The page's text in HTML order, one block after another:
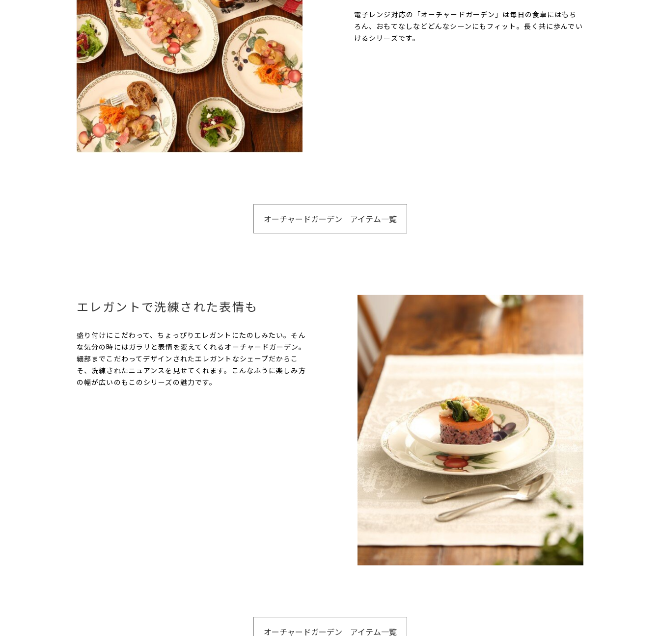
電子レンジ対応の「オーチャードガーデン」は毎日の食卓にはもち
ろん、おもてなしなどどんなシーンにもフィット。長く共に歩んでい
けるシリーズです。
オーチャードガーデン アイテム一覧
エレガントで洗練された表情も
盛り付けにこだわって、ちょっぴりエレガントにたのしみたい。そん
な気分の時にはガラリと表情を変えてくれるオーチャードガーデン。
細部までこだわってデザインされたエレガントなシェープだからこ
そ、洗練されたニュアンスを見せてくれます。こんなふうに楽しみ方
の幅が広いのもこのシリーズの魅力です。
オーチャードガーデン アイテム一覧